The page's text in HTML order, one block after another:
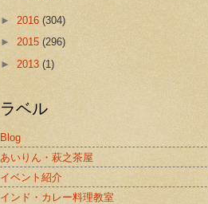
► 2016 (304)
► 2015 (296)
► 2013 (1)
ラベル
Blog
あいりん・萩之茶屋
イベント紹介
インド・カレー料理教室